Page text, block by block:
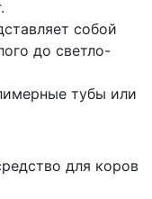
собой
до светло-
тубы или
для коров